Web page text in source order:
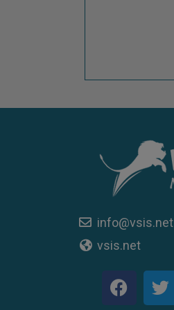
info@vsis.net
vsis.net
F
a
T
w